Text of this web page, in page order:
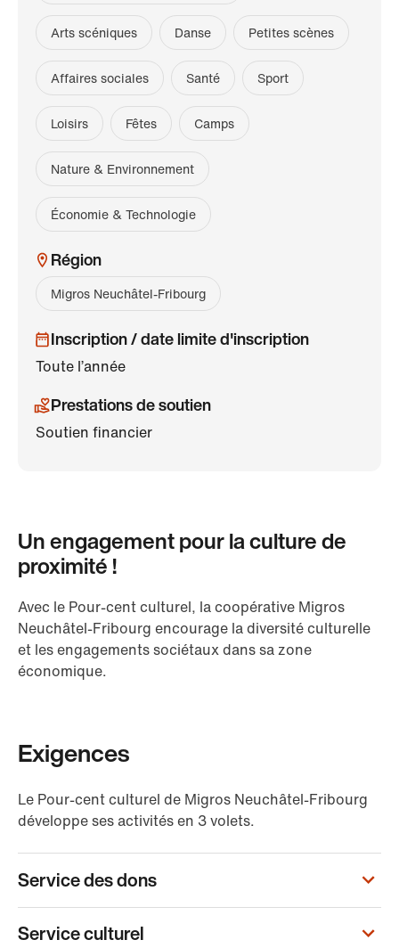
Arts scéniques Danse Petites scènes
Affaires sociales Santé Sport
Loisirs Fêtes Camps
Nature & Environnement
Économie & Technologie
Région
Migros Neuchâtel-Fribourg
Inscription / date limite d'inscription
Toute l’année
Prestations de soutien
Soutien financier
Un engagement pour la culture de
proximité !
Avec le Pour-cent culturel, la coopérative Migros
Neuchâtel-Fribourg encourage la diversité culturelle
et les engagements sociétaux dans sa zone
économique.
Exigences
Le Pour-cent culturel de Migros Neuchâtel-Fribourg
développe ses activités en 3 volets.
Service des dons
Service culturel